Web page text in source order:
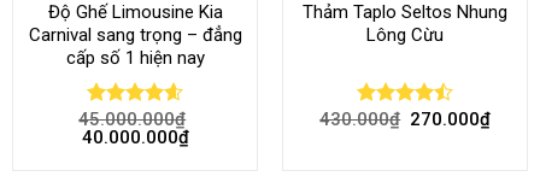
Độ Ghế Limousine Kia
Carnival sang trọng – đẳng
cấp số 1 hiện nay
Rated4.58
out of 5
45.000.000₫
40.000.000₫
Thảm Taplo Seltos Nhung
Lông Cừu
Rated
430.000₫ 270.000₫